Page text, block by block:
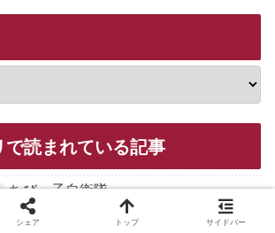
で読まれている記事
ちびっ子自衛隊
21 views
シェア トップ サイドバー